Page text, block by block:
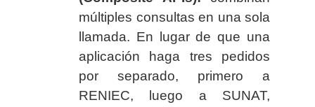
múltiples consultas en una sola
llamada. En lugar de que una
aplicación haga tres pedidos
por separado, primero a
RENIEC, luego a SUNAT,